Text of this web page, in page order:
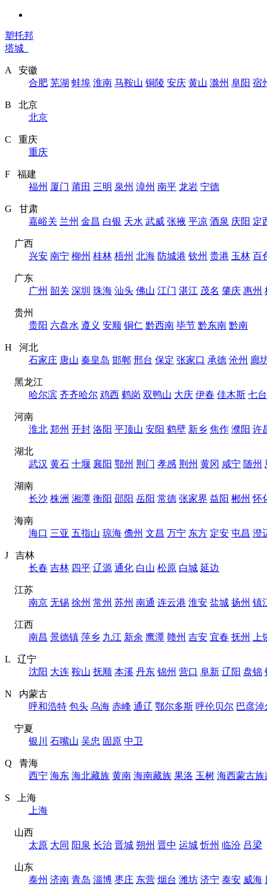
塑托邦
塔城
A 安徽
合肥 芜湖 蚌埠 淮南 马鞍山 铜陵 安庆 黄山 滁州 阜阳 宿
B 北京
北京
C 重庆
重庆
F 福建
福州 厦门 莆田 三明 泉州 漳州 南平 龙岩 宁德
G 甘肃
嘉峪关 兰州 金昌 白银 天水 武威 张掖 平凉 酒泉 庆阳 定
广西
兴安 南宁 柳州 桂林 梧州 北海 防城港 钦州 贵港 玉林 百
广东
广州 韶关 深圳 珠海 汕头 佛山 江门 湛江 茂名 肇庆 惠州
贵州
贵阳 六盘水 遵义 安顺 铜仁 黔西南 毕节 黔东南 黔南
H 河北
石家庄 唐山 秦皇岛 邯郸 邢台 保定 张家口 承德 沧州 廊
黑龙江
哈尔滨 齐齐哈尔 鸡西 鹤岗 双鸭山 大庆 伊春 佳木斯 七
河南
淮北 郑州 开封 洛阳 平顶山 安阳 鹤壁 新乡 焦作 濮阳 许
湖北
武汉 黄石 十堰 襄阳 鄂州 荆门 孝感 荆州 黄冈 咸宁 随州
湖南
长沙 株洲 湘潭 衡阳 邵阳 岳阳 常德 张家界 益阳 郴州 怀
海南
海口 三亚 五指山 琼海 儋州 文昌 万宁 东方 定安 屯昌 澄
J 吉林
长春 吉林 四平 辽源 通化 白山 松原 白城 延边
江苏
南京 无锡 徐州 常州 苏州 南通 连云港 淮安 盐城 扬州 镇
江西
南昌 景德镇 萍乡 九江 新余 鹰潭 赣州 吉安 宜春 抚州 上
L 辽宁
沈阳 大连 鞍山 抚顺 本溪 丹东 锦州 营口 阜新 辽阳 盘锦
N 内蒙古
呼和浩特 包头 乌海 赤峰 通辽 鄂尔多斯 呼伦贝尔 巴彦淖
宁夏
银川
石嘴山 吴忠 固原 中卫
Q 青海
西宁 海东 海北藏族 黄南 海南藏族 果洛 玉树 海西蒙古族
S 上海
上海
山西
太原 大同 阳泉 长治 晋城 朔州 晋中 运城 忻州 临汾 吕梁
山东
泰州 济南 青岛 淄博 枣庄 东营 烟台 潍坊 济宁 泰安 威海